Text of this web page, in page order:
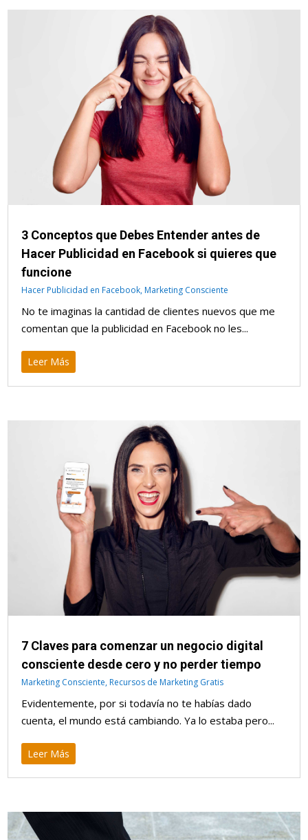
3 Conceptos que Debes Entender antes de
Hacer Publicidad en Facebook si quieres que
funcione
Hacer Publicidad en Facebook, Marketing Consciente
No te imaginas la cantidad de clientes nuevos que me
comentan que la publicidad en Facebook no les...
Leer Más
7 Claves para comenzar un negocio digital
consciente desde cero y no perder tiempo
Marketing Consciente, Recursos de Marketing Gratis
Evidentemente, por si todavía no te habías dado
cuenta, el mundo está cambiando. Ya lo estaba pero...
Leer Más